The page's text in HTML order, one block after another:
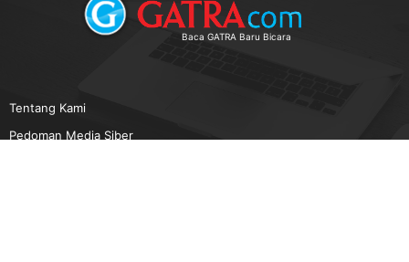
Baca GATRA Baru Bicara
Tentang Kami
Pedoman Media Siber